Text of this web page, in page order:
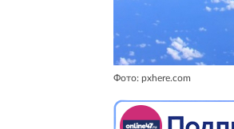
Фото: pxhere.com